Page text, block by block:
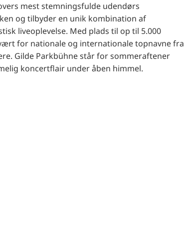
mest stemningsfulde udendørs
og tilbyder en unik kombination af
liveoplevelse. Med plads til op til 5.000
for nationale og internationale topnavne fra
Gilde Parkbühne står for sommeraftener
koncertflair under åben himmel.